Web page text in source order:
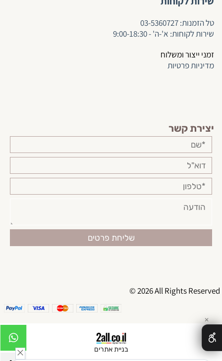
טל הזמנות:03-5360727
שירות לקוחות: א'-ה' - 9:00-18:30
זמני ייצור ומשלוח
מדיניות פרטיות
יצירת קשר
© 2026 All Rights Reserved
בניית אתרים
✕